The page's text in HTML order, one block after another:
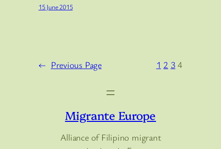
15 June 2015
← Previous Page 1 2 3 4
Migrante Europe
Alliance of Filipino migrant